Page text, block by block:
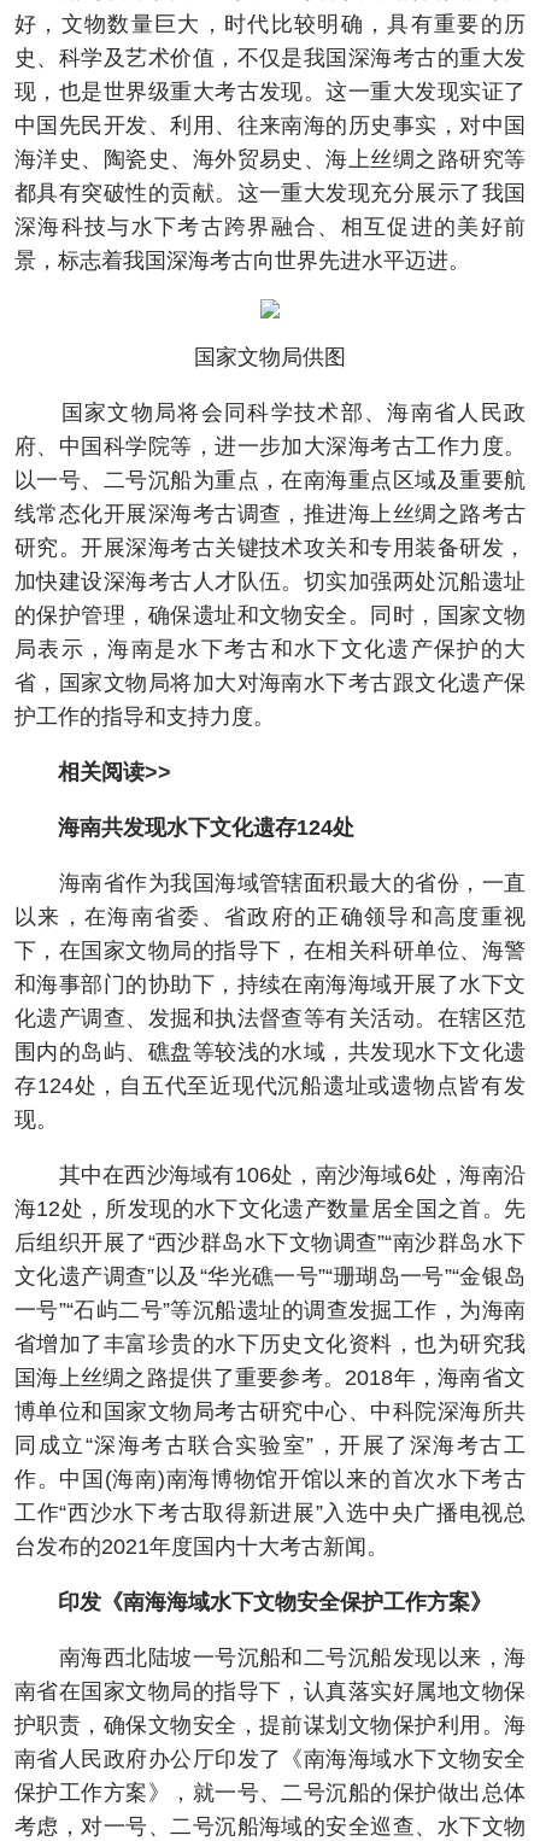
好，文物数量巨大，时代比较明确，具有重要的历
史、科学及艺术价值，不仅是我国深海考古的重大发
现，也是世界级重大考古发现。这一重大发现实证了
中国先民开发、利用、往来南海的历史事实，对中国
海洋史、陶瓷史、海外贸易史、海上丝绸之路研究等
都具有突破性的贡献。这一重大发现充分展示了我国
深海科技与水下考古跨界融合、相互促进的美好前
景，标志着我国深海考古向世界先进水平迈进。
国家文物局供图
国家文物局将会同科学技术部、海南省人民政
府、中国科学院等，进一步加大深海考古工作力度。
以一号、二号沉船为重点，在南海重点区域及重要航
线常态化开展深海考古调查，推进海上丝绸之路考古
研究。开展深海考古关键技术攻关和专用装备研发，
加快建设深海考古人才队伍。切实加强两处沉船遗址
的保护管理，确保遗址和文物安全。同时，国家文物
局表示，海南是水下考古和水下文化遗产保护的大
省，国家文物局将加大对海南水下考古跟文化遗产保
护工作的指导和支持力度。
相关阅读>>
海南共发现水下文化遗存124处
海南省作为我国海域管辖面积最大的省份，一直
以来，在海南省委、省政府的正确领导和高度重视
下，在国家文物局的指导下，在相关科研单位、海警
和海事部门的协助下，持续在南海海域开展了水下文
化遗产调查、发掘和执法督查等有关活动。在辖区范
围内的岛屿、礁盘等较浅的水域，共发现水下文化遗
存124处，自五代至近现代沉船遗址或遗物点皆有发
现。
其中在西沙海域有106处，南沙海域6处，海南沿
海12处，所发现的水下文化遗产数量居全国之首。先
后组织开展了“西沙群岛水下文物调查”“南沙群岛水下
文化遗产调查”以及“华光礁一号”“珊瑚岛一号”“金银岛
一号”“石屿二号”等沉船遗址的调查发掘工作，为海南
省增加了丰富珍贵的水下历史文化资料，也为研究我
国海上丝绸之路提供了重要参考。2018年，海南省文
博单位和国家文物局考古研究中心、中科院深海所共
同成立“深海考古联合实验室”，开展了深海考古工
作。中国(海南)南海博物馆开馆以来的首次水下考古
工作“西沙水下考古取得新进展”入选中央广播电视总
台发布的2021年度国内十大考古新闻。
印发《南海海域水下文物安全保护工作方案》
南海西北陆坡一号沉船和二号沉船发现以来，海
南省在国家文物局的指导下，认真落实好属地文物保
护职责，确保文物安全，提前谋划文物保护利用。海
南省人民政府办公厅印发了《南海海域水下文物安全
保护工作方案》，就一号、二号沉船的保护做出总体
考虑，对一号、二号沉船海域的安全巡查、水下文物